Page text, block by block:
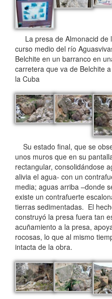
La presa de Almonacid de
curso medio del río
Belchite en un barranco en
carretera que va de Belchite
la Cuba
Su estado final, que se
unos muros que en su
rectangular, consolidándose
alivia el agua- con un
media; aguas arriba –donde
existe un contrafuerte
tierras sedimentadas. El
construyó la presa fuera tan
acuñamiento a la presa,
rocosas, lo que al mismo
intacta de la obra.